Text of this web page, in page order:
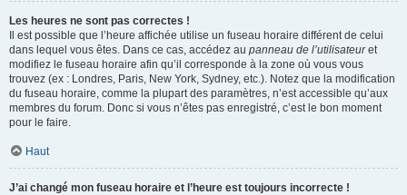
Les heures ne sont pas correctes !
Il est possible que l’heure affichée utilise un fuseau horaire différent de celui
dans lequel vous êtes. Dans ce cas, accédez au panneau de l’utilisateuret
modifiez le fuseau horaire afin qu’il corresponde à la zone où vous vous
trouvez (ex : Londres, Paris, New York, Sydney, etc.). Notez que la modification
du fuseau horaire, comme la plupart des paramètres, n’est accessible qu’aux
membres du forum. Donc si vous n’êtes pas enregistré, c’est le bon moment
pour le faire.
Haut
J’ai changé mon fuseau horaire et l’heure est toujours incorrecte !